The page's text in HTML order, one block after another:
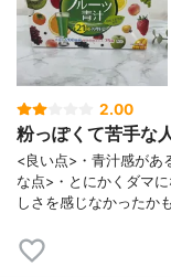
2.00
粉っぽくて苦手な
<良い点>・青汁感があ
な点>・とにかくダマ
しさを感じなかったか